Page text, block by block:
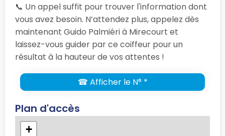
📞 Un appel suffit pour trouver l'information dont
vous avez besoin. N’attendez plus, appelez dès
maintenant Guido Palmiéri à Mirecourt et
laissez-vous guider par ce coiffeur pour un
résultat à la hauteur de vos attentes !
☎ Afficher le N° *
Plan d'accès
+